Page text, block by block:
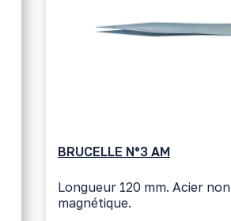
BRUCELLE N°3 AM
Longueur 120 mm. Acier non
magnétique.